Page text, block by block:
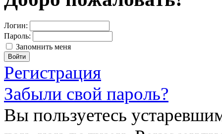
Логин:
Пароль:
Запомнить меня
Регистрация
Забыли свой пароль?
Вы пользуетесь